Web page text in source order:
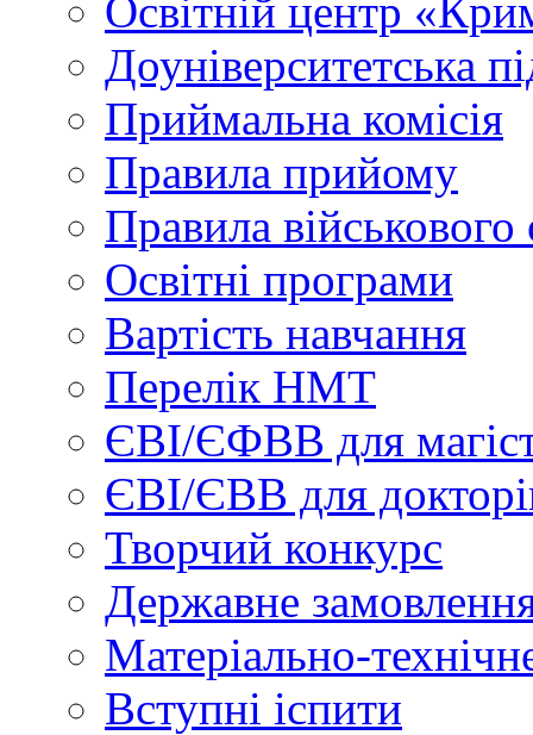
Освітній центр
Доуніверситетська
Приймальна комісія
Правила прийому
Правила військового
Освітні програми
Вартість навчання
Перелік НМТ
ЄВІ/ЄФВВ для
ЄВІ/ЄВВ для
Творчий конкурс
Державне
Матеріально-
Вступні іспити